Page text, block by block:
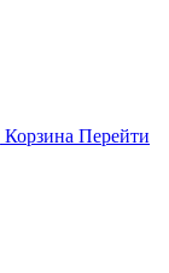
Корзина Перейти